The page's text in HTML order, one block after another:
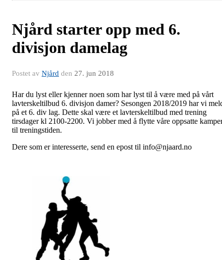
Njård starter opp med 6.
divisjon damelag
Postet av Njård den 27. jun 2018
Har du lyst eller kjenner noen som har lyst til å være med på vårt
lavterskeltilbud 6. divisjon damer? Sesongen 2018/2019 har vi
på et 6. div lag. Dette skal være et lavterskeltilbud med trening
tirsdager kl 2100-2200. Vi jobber med å flytte våre oppsatte
til treningstiden.
Dere som er interesserte, send en epost til info@njaard.no